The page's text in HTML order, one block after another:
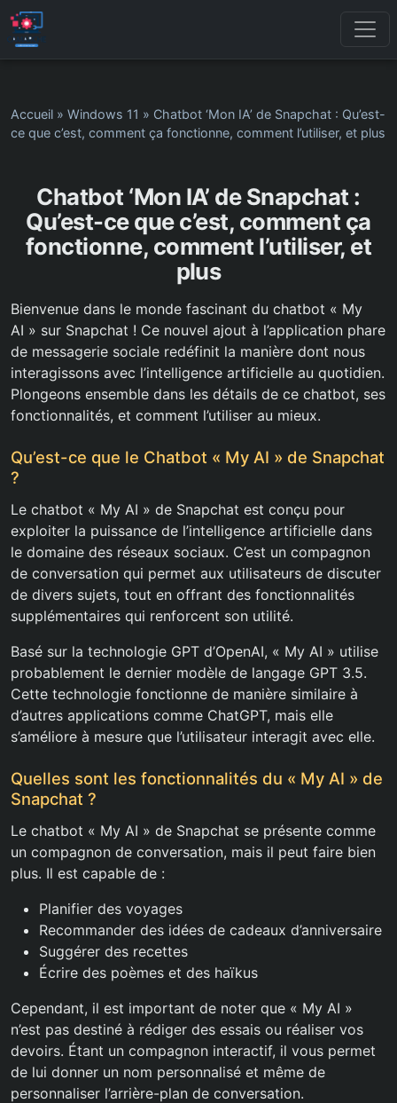
Accueil » Windows 11 » Chatbot ‘Mon IA’ de Snapchat : Qu’est-
ce que c’est, comment ça fonctionne, comment l’utiliser, et plus
Chatbot ‘Mon IA’ de Snapchat :
Qu’est-ce que c’est, comment ça
fonctionne, comment l’utiliser, et
plus
Bienvenue dans le monde fascinant du chatbot « My
AI » sur Snapchat ! Ce nouvel ajout à l’application phare
de messagerie sociale redéfinit la manière dont nous
interagissons avec l’intelligence artificielle au quotidien.
Plongeons ensemble dans les détails de ce chatbot, ses
fonctionnalités, et comment l’utiliser au mieux.
Qu’est-ce que le Chatbot « My AI » de Snapchat
?
Le chatbot « My AI » de Snapchat est conçu pour
exploiter la puissance de l’intelligence artificielle dans
le domaine des réseaux sociaux. C’est un compagnon
de conversation qui permet aux utilisateurs de discuter
de divers sujets, tout en offrant des fonctionnalités
supplémentaires qui renforcent son utilité.
Basé sur la technologie GPT d’OpenAI, « My AI » utilise
probablement le dernier modèle de langage GPT 3.5.
Cette technologie fonctionne de manière similaire à
d’autres applications comme ChatGPT, mais elle
s’améliore à mesure que l’utilisateur interagit avec elle.
Quelles sont les fonctionnalités du « My AI » de
Snapchat ?
Le chatbot « My AI » de Snapchat se présente comme
un compagnon de conversation, mais il peut faire bien
plus. Il est capable de :
Planifier des voyages
Recommander des idées de cadeaux d’anniversaire
Suggérer des recettes
Écrire des poèmes et des haïkus
Cependant, il est important de noter que « My AI »
n’est pas destiné à rédiger des essais ou réaliser vos
devoirs. Étant un compagnon interactif, il vous permet
de lui donner un nom personnalisé et même de
personnaliser l’arrière-plan de conversation.